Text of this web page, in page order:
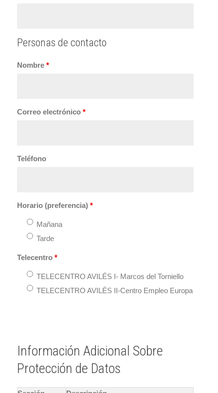
Personas de contacto
Nombre *
Correo electrónico *
Teléfono
Horario (preferencia) *
Mañana
Tarde
Telecentro *
TELECENTRO AVILÉS I- Marcos del Torniello
TELECENTRO AVILÉS II-Centro Empleo Europa
Información Adicional Sobre
Protección de Datos